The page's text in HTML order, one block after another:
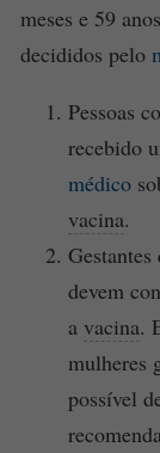
meses e 59
decididos pelo
Pessoas
recebido
médico
vacina.
devem
a vacina.
mulheres
possível